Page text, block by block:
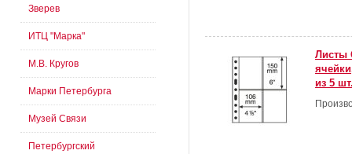
Листы
из 5
Зверев
ИТЦ "Марка"
М.В. Кругов
Марки Петербурга
Музей Связи
Петербургский